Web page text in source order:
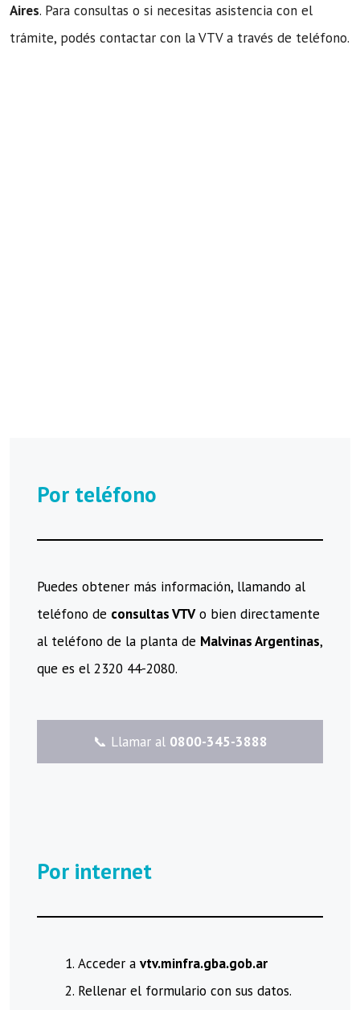
Aires. Para consultas o si necesitas asistencia con el
trámite, podés contactar con la VTV a través de teléfono.
Por teléfono
Puedes obtener más información, llamando al
teléfono de consultas VTVo bien directamente
al teléfono de la planta de Malvinas Argentinas,
que es el 2320 44-2080.
​📞 Llamar al 0800-345-3888
Por internet
Acceder a vtv.minfra.gba.gob.ar
Rellenar el formulario con sus datos.